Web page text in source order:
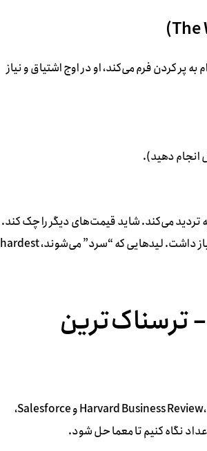
پر کردن فرم می‌کند، او در اوج اشتیاق و نیاز
انجام دهید).
می‌کند. شاید قیمت‌های دیگر را چک کند.
شاید نظرات منفی را بخواند. شاید اصلاً فراموش کند که چقدر به محصول شما نیاز داشت. لیدهایی که “سرد” می‌شوند، hardest
ترسناک‌ترین
آمارها و تحقیقات انجام شده توسط موسسات معتبر جهانی مانند Harvard Business Review، InsideSales و Salesforce،
نگاه کنیم تا معما حل شود.